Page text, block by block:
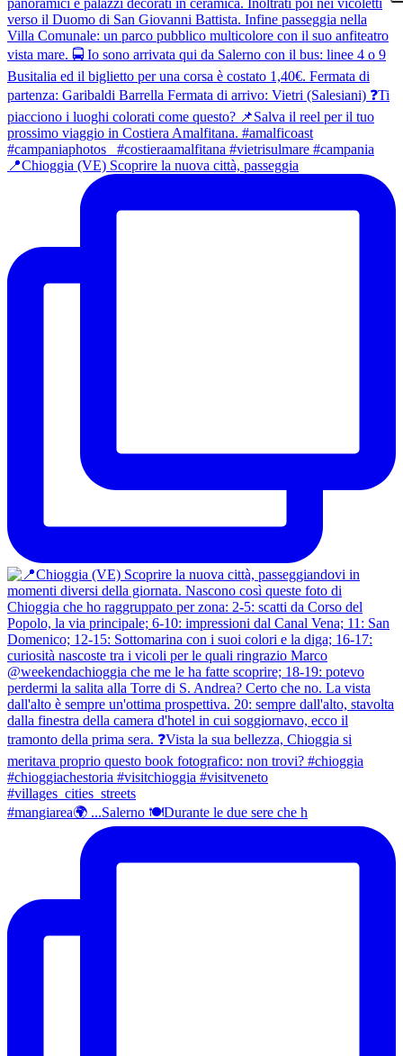
📍Chioggia (VE) Scoprire la nuova città, passeggia
#mangiarea🌍 ...Salerno 🍽Durante le due sere che h